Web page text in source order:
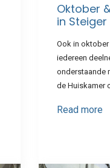
Oktober
in Steiger
Ook in
iedereen
onderstaande
de Huiskamer
Read more